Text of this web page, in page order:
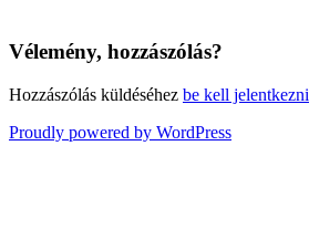
Vélemény, hozzászólás?
Hozzászólás küldéséhez be kell jelentkezni
Proudly powered by WordPress